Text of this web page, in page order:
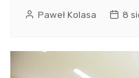
Paweł Kolasa 8